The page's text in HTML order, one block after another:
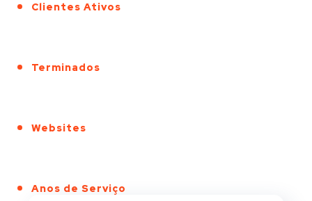
Clientes Ativos
Terminados
Websites
Anos de Serviço